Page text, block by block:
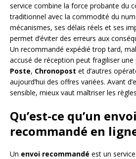
service combine la force probante du
traditionnel avec la commodité du
mécanismes, ses délais réels et ses
permet d’éviter des erreurs aux
Un recommandé expédié trop tard,
accusé de réception peut fragiliser
Poste, Chronopost et d’autres
aujourd’hui des offres variées. Avant
sensible, mieux vaut maîtriser les
Qu’est-ce qu’un envoi
recommandé en
Un envoi recommandé est un